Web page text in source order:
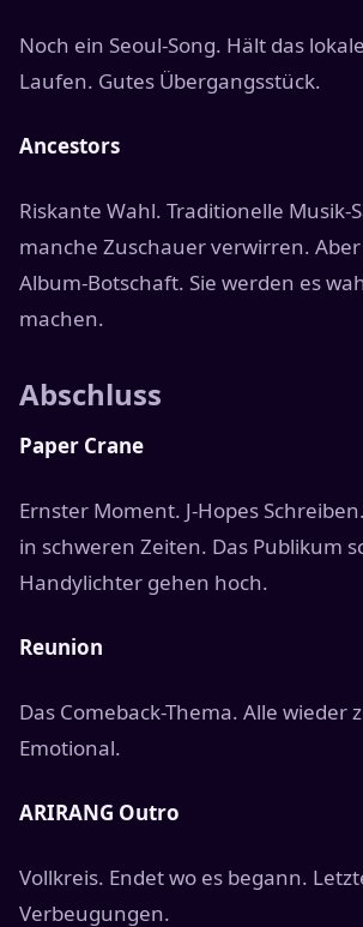
Noch ein Seoul-Song. Hält das
Laufen. Gutes Übergangsstück.
Ancestors
Riskante Wahl. Traditionelle Musik-
manche Zuschauer verwirren.
Album-Botschaft. Sie werden es
machen.
Abschluss
Paper Crane
Ernster Moment. J-Hopes
in schweren Zeiten. Das Publikum
Handylichter gehen hoch.
Reunion
Das Comeback-Thema. Alle wieder
Emotional.
ARIRANG Outro
Vollkreis. Endet wo es begann.
Verbeugungen.